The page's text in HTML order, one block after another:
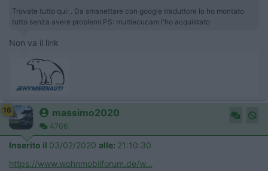
Trovate tutto qui: . Da smanettare con google traduttore Io ho montato
tutto senza avere problemi PS: multiecucam l'ho acquistato
Non va il link
16 massimo2020
4706
Inserito il 03/02/2020 alle: 21:10:30
https://www.wohnmobilforum.de/w...